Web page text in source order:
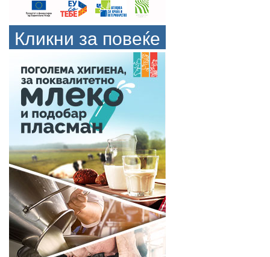
Кликни за повеќе